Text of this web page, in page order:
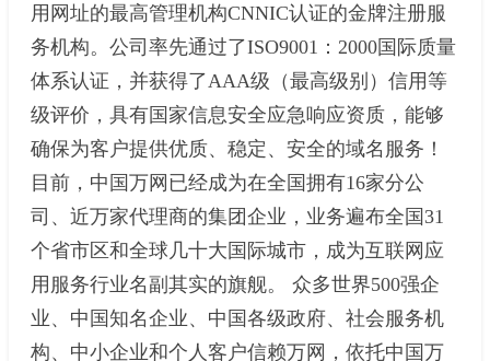
用网址的最高管理机构CNNIC认证的金牌注册服
务机构。公司率先通过了ISO9001：2000国际质量
体系认证，并获得了AAA级（最高级别）信用等
级评价，具有国家信息安全应急响应资质，能够
确保为客户提供优质、稳定、安全的域名服务！
目前，中国万网已经成为在全国拥有16家分公
司、近万家代理商的集团企业，业务遍布全国31
个省市区和全球几十大国际城市，成为互联网应
用服务行业名副其实的旗舰。 众多世界500强企
业、中国知名企业、中国各级政府、社会服务机
构、中小企业和个人客户信赖万网，依托中国万